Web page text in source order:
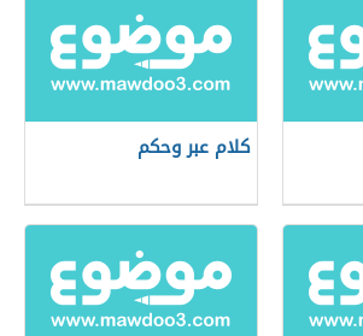
كلام عبر وحكم